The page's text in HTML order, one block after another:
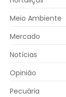
Meio Ambiente
Mercado
Notícias
Opinião
Pecuária